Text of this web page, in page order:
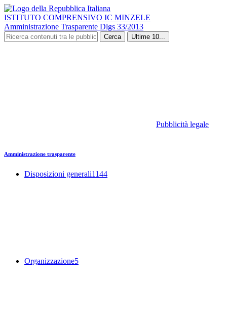
ISTITUTO COMPRENSIVO IC MINZELE
Amministrazione Trasparente Dlgs 33/2013
Cerca Ultime 10...
Pubblicità legale
Amministrazione trasparente
Disposizioni generali1144
Organizzazione5